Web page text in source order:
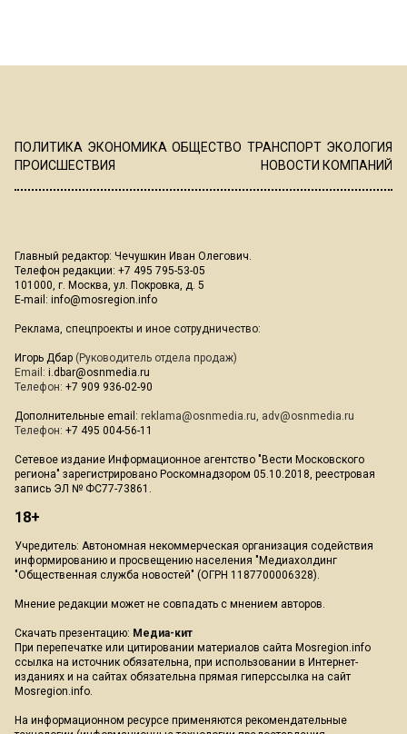
ПОЛИТИКА ЭКОНОМИКА ОБЩЕСТВО ТРАНСПОРТ ЭКОЛОГИЯ
ПРОИСШЕСТВИЯ
НОВОСТИ КОМПАНИЙ
Главный редактор: Чечушкин Иван Олегович.
Телефон редакции: +7 495 795-53-05
101000, г. Москва, ул. Покровка, д. 5
E-mail: info@mosregion.info
Реклама, спецпроекты и иное сотрудничество:
Игорь Дбар (Руководитель отдела продаж)
Email: i.dbar@osnmedia.ru
Телефон: +7 909 936-02-90
Дополнительные email: reklama@osnmedia.ru, adv@osnmedia.ru
Телефон: +7 495 004-56-11
Сетевое издание Информационное агентство "Вести Московского
региона" зарегистрировано Роскомнадзором 05.10.2018, реестровая
запись ЭЛ № ФС77-73861.
18+
Учредитель: Автономная некоммерческая организация содействия
информированию и просвещению населения "Медиахолдинг
"Общественная служба новостей" (ОГРН 1187700006328).
Мнение редакции может не совпадать с мнением авторов.
Скачать презентацию: Медиа-кит
При перепечатке или цитировании материалов сайта Mosregion.info
ссылка на источник обязательна, при использовании в Интернет-
изданиях и на сайтах обязательна прямая гиперссылка на сайт
Mosregion.info.
На информационном ресурсе применяются рекомендательные